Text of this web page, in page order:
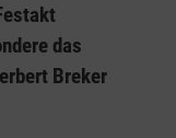
das
Breker